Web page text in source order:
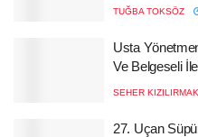
TUĞBA TOKSÖZ
Usta
Ve Belgeseli
SEHER KIZILIRMAK
27. Uçan